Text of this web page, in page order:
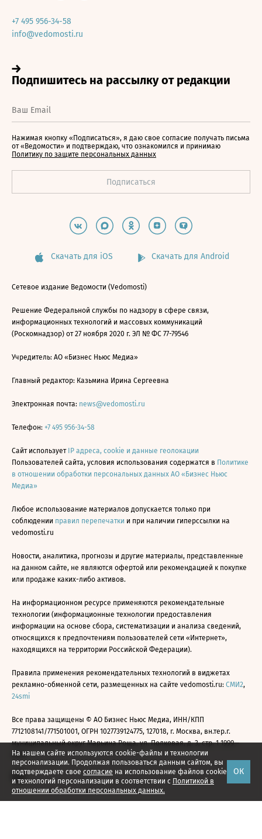
На нашем сайте используются cookie-файлы и технологии
персонализации. Продолжая пользоваться данным сайтом, вы
подтверждаете свое согласие на использование файлов cookie
и технологий персонализации в соответствии с Политикой в
отношении обработки персональных данных.
ОК
+7 495 956-34-58
info@vedomosti.ru
Нажимая кнопку «Подписаться», я даю свое согласие получать письма
от «Ведомости» и подтверждаю, что ознакомился и принимаю
Политику по защите персональных данных
Скачать для iOS Скачать для Android
Сетевое издание Ведомости (Vedomosti)
Решение Федеральной службы по надзору в сфере связи,
информационных технологий и массовых коммуникаций
(Роскомнадзор) от 27 ноября 2020 г. ЭЛ № ФС 77-79546
Учредитель: АО «Бизнес Ньюс Медиа»
Главный редактор: Казьмина Ирина Сергеевна
Электронная почта: news@vedomosti.ru
Телефон: +7 495 956-34-58
Сайт использует IP адреса, cookie и данные геолокации
Пользователей сайта, условия использования содержатся в Политике
в отношении обработки персональных данных АО «Бизнес Ньюс
Медиа»
Любое использование материалов допускается только при
соблюдении правил перепечатки и при наличии гиперссылки на
vedomosti.ru
Новости, аналитика, прогнозы и другие материалы, представленные
на данном сайте, не являются офертой или рекомендацией к покупке
или продаже каких-либо активов.
На информационном ресурсе применяются рекомендательные
технологии (информационные технологии предоставления
информации на основе сбора, систематизации и анализа сведений,
относящихся к предпочтениям пользователей сети «Интернет»,
находящихся на территории Российской Федерации).
Правила применения рекомендательных технологий в виджетах
рекламно-обменной сети, размещенных на сайте vedomosti.ru: СМИ2,
24smi
Все права защищены © АО Бизнес Ньюс Медиа, ИНН/КПП
7712108141/771501001, ОГРН 1027739124775, 127018, г. Москва, вн.тер.г.
муниципальный округ Марьина Роща, ул. Полковая, д. 3, стр. 1 1999—
2026